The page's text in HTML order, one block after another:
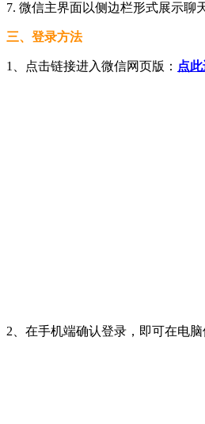
7. 微信主界面以侧边栏形式展示聊
三、登录方法
1、点击链接进入微信网页版： 点
2、在手机端确认登录，即可在电脑